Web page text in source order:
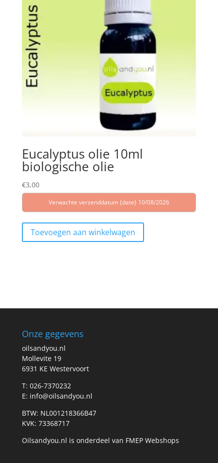
Eucalyptus olie 10ml
biologische olie
€3,00
Verwachte verzenddatum {date} 10/08/2026
Toevoegen aan winkelwagen
Onze gegevens
oilsandyou.nl
Mollevite 19
6931 KE Westervoort
T: 026-7370232
E: info@oilsandyou.nl
BTW: NL001218366B47
KVK: 73368717
Oilsandyou.nl is onderdeel van FMEP Webshops